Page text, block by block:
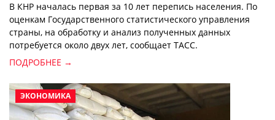
В КНР началась первая за 10 лет перепись населения. По
оценкам Государственного статистического управления
страны, на обработку и анализ полученных данных
потребуется около двух лет, сообщает ТАСС.
ПОДРОБНЕЕ →
ЭКОНОМИКА